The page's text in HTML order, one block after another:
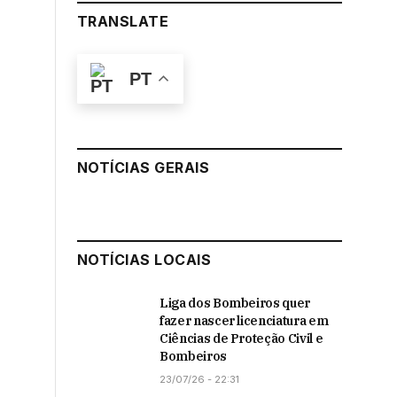
TRANSLATE
PT
NOTÍCIAS GERAIS
NOTÍCIAS LOCAIS
Liga dos Bombeiros quer
fazer nascer licenciatura em
Ciências de Proteção Civil e
Bombeiros
23/07/26 - 22:31